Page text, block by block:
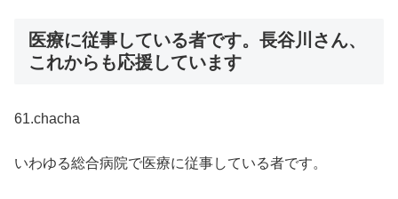
医療に従事している者です。長谷川さん、
これからも応援しています
61.chacha
いわゆる総合病院で医療に従事している者です。